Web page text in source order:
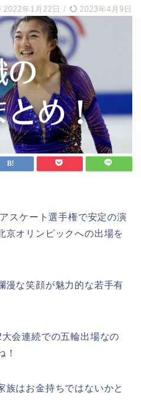
2022年1月22日 / 2023年4月9日
スケート選手権で安定の演
京オリンピックへの出場を
漫な笑顔が魅力的な若手有
会連続での五輪出場なの
！
族はお金持ちではないかと